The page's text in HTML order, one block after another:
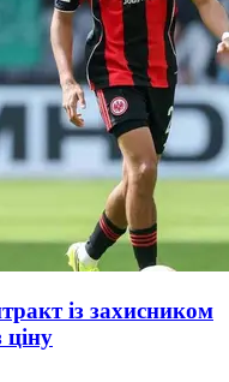
із захисником
ціну